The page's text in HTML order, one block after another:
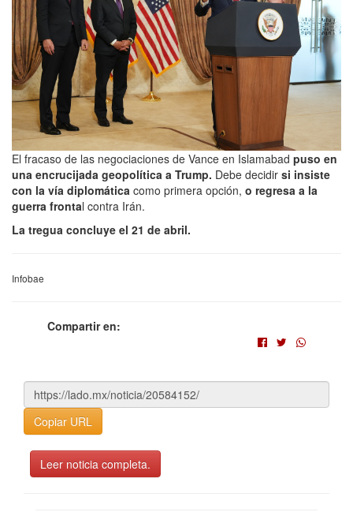
El fracaso de las negociaciones de Vance en Islamabad puso en
una encrucijada geopolítica a Trump. Debe decidir si insiste
con la vía diplomática como primera opción, o regresa a la
guerra frontal contra Irán.
La tregua concluye el 21 de abril.
Infobae
Compartir en:
Copiar URL
Leer noticia completa.